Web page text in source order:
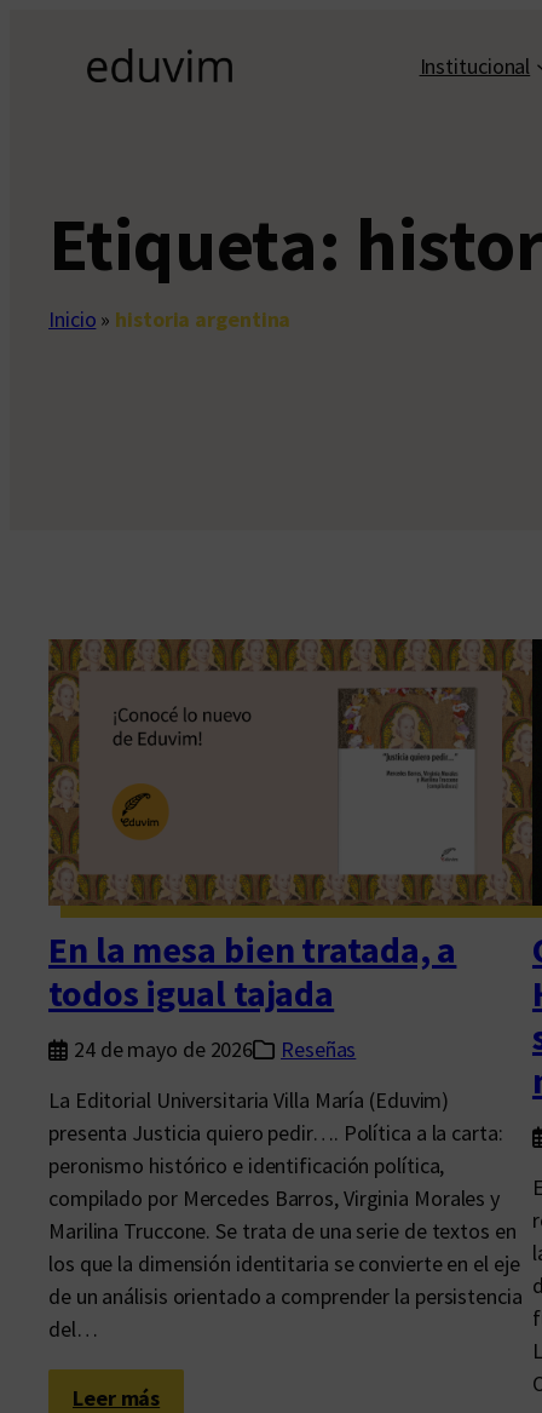
contenido
Institucional
Etiqueta:
Inicio » historia argentina
En la mesa bien tratada, a
todos igual tajada
24 de mayo de 2026
Reseñas
La Editorial Universitaria Villa María (Eduvim)
presenta Justicia quiero pedir…. Política a la carta:
peronismo histórico e identificación política,
compilado por Mercedes Barros, Virginia Morales y
Marilina Truccone. Se trata de una serie de textos en
los que la dimensión identitaria se convierte en el eje
de un análisis orientado a comprender la persistencia
del…
Leer más: